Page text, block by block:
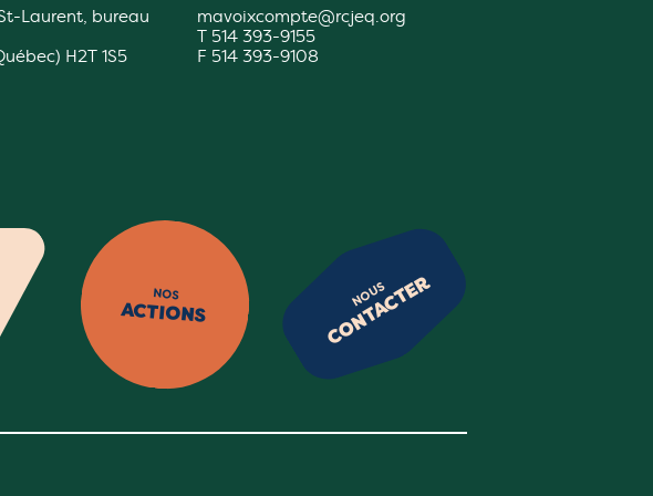
Laurent, bureau
H2T 1S5
mavoixcompte@rcjeq.org
T 514 393-9155
F 514 393-9108
NOS
ACTIONS
NOUS
CONTACTER